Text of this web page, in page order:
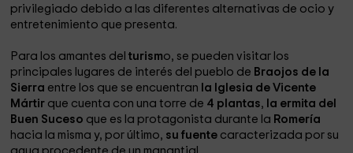
privilegiado debido a las diferentes alternativas de ocio y
entretenimiento que presenta.
Para los amantes del turismo, se pueden visitar los
principales lugares de interés del pueblo de Braojos de la
Sierra entre los que se encuentran la Iglesia de Vicente
Mártir que cuenta con una torre de 4 plantas, la ermita del
Buen Suceso que es la protagonista durante la Romería
hacia la misma y, por último, su fuente caracterizada por su